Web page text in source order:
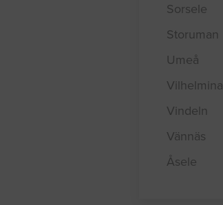
Sorsele
Storuman
Umeå
Vilhelmina
Vindeln
Vännäs
Åsele